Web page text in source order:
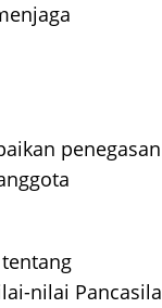
penegasan
nilai Pancasila